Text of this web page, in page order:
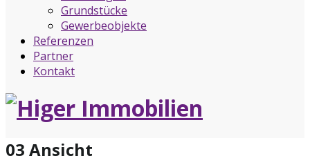
Grundstücke
Gewerbeobjekte
Referenzen
Partner
Kontakt
03 Ansicht